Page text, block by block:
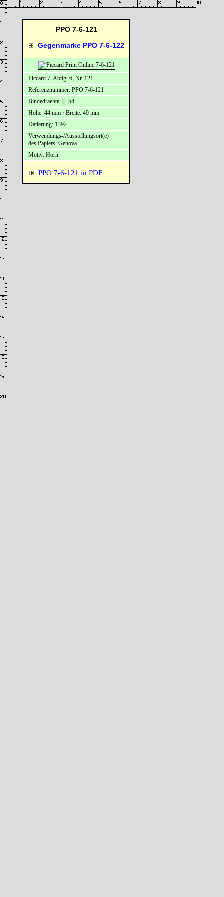
PPO 7-6-121
Gegenmarke PPO 7-6-122
PPO 7-6-121 in PDF
Piccard 7, Abtlg. 6, Nr. 121
Referenznummer: PPO 7-6-121
Bindedraehte: ||| 54
Höhe: 44 mm · Breite: 49 mm
Datierung: 1392
Verwendungs-/Ausstellungsort(e)
des Papiers: Genova
Motiv: Horn